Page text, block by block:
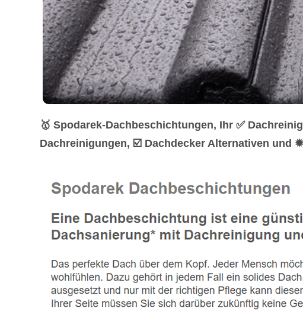
🥇 Spodarek-Dachbeschichtungen, Ihr ✅
Dachreinigungen, ☑️ Dachdecker Alternativen